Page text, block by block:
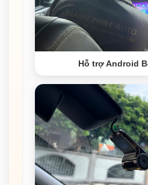
Hỗ trợ Android